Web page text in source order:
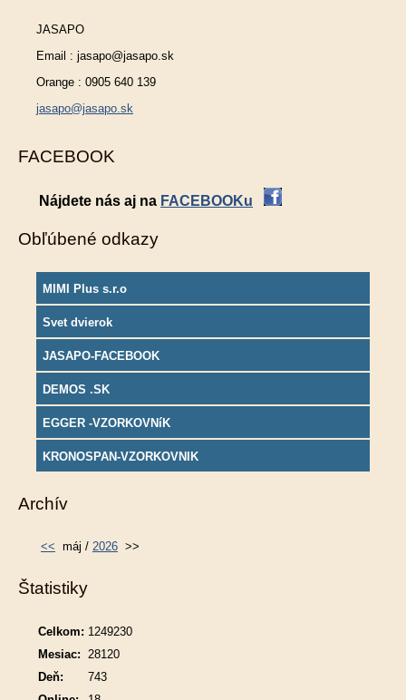
JASAPO
Email : jasapo@jasapo.sk
Orange : 0905 640 139
jasapo@jasapo.sk
FACEBOOK
Nájdete nás aj na FACEBOOKu
Obľúbené odkazy
MIMI Plus s.r.o
Svet dvierok
JASAPO-FACEBOOK
DEMOS .SK
EGGER -VZORKOVNíK
KRONOSPAN-VZORKOVNIK
Archív
<< máj / 2026 >>
Štatistiky
Celkom: 1249230
Mesiac: 28120
Deň:
743